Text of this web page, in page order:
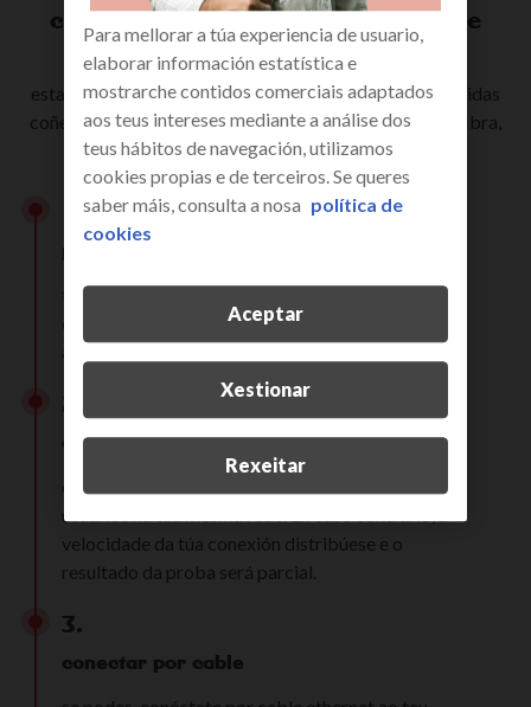
consellos antes de facer a proba de
velocidade de Internet
esta proba de velocidade está optimizada para que poidas
coñecer a calidade da túa conexión a internet xa sexa fibra,
ADSL, Wi-Fi ou internet móbil (3G, 4G ou 5G).
pecha todo
tanto os programas como as aplicacións están
consumindo recursos e tamén unha parte do seu
ancho de banda.
2.
conecta só ti
comproba que non hai outros dispositivos ou
usuarios na túa mesma rede. En caso contrario, a
velocidade da túa conexión distribúese e o
resultado da proba será parcial.
3.
conectar por cable
Para mellorar a túa experiencia de usuario,
elaborar información estatística e
mostrarche contidos comerciais adaptados
aos teus intereses mediante a análise dos
teus hábitos de navegación, utilizamos
cookies propias e de terceiros. Se queres
saber máis, consulta a nosa política de
cookies
Xestionar
Rexeitar
Aceptar